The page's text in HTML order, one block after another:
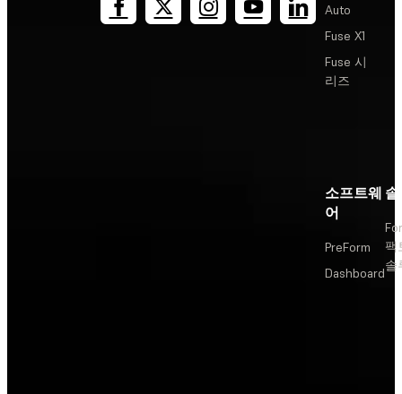
Auto
Fuse X1
Fuse 시
리즈
소프트웨
어
PreForm
Dashboard
팩
솔